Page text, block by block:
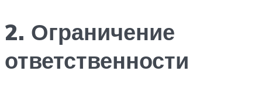
2. Ограничение
ответственности